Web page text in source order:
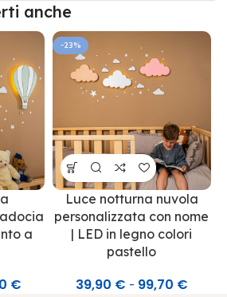
anche
a
€
-23%
Luce notturna nuvola
personalizzata con nome
| LED in legno colori
pastello
39,90 € - 99,70 €